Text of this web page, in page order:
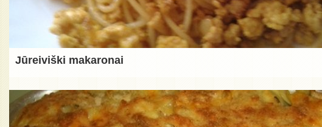
Jūreiviški makaronai